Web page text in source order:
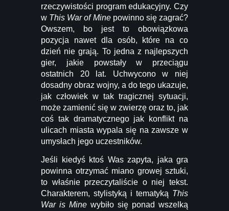
rzeczywistości program edukacyjny. Czy
w This War of Mine powinno się zagrać?
Owszem, bo jest to obowiązkowa
pozycja nawet dla osób, które na co
dzień nie grają. To jedna z najlepszych
gier, jakie powstały w przeciągu
ostatnich 20 lat. Uchwycono w niej
dosadny obraz wojny, a do tego ukazuje,
jak człowiek w tak tragicznej sytuacji,
może zamienić się w zwierzę oraz to, jak
coś tak dramatycznego jak konflikt na
ulicach miasta wypala się na zawsze w
umysłach jego uczestników.
Jeśli kiedyś ktoś Was zapyta, jaka gra
powinna otrzymać miano growej sztuki,
to właśnie przeczytaliście o niej tekst.
Charakterem, stylistyką i tematyką This
War is Mine wybiło się ponad wszelką